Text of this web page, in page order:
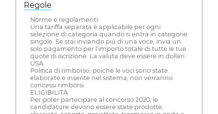
Regole
Norme e regolamenti
Una tariffa separata è applicabile per ogni
selezione di categoria quando si entra in categorie
singole. Se stai inviando più di una voce, invia un
solo pagamento per l'importo totale di tutte le tue
quote di iscrizione. La valuta deve essere in dollari
USA.
Politica di rimborso: poiché le voci sono state
elaborate e inserite nel sistema, non verranno
concessi rimborsi.
ELIGIBILITÀ
Per poter partecipare al concorso 2020, le
candidature devono essere state prodotte,